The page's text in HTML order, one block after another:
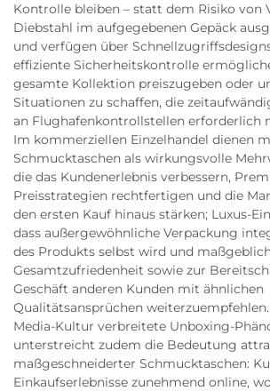
Kontrolle bleiben – statt dem Risiko von
Diebstahl im aufgegebenen Gepäck
und verfügen über
effiziente Sicherheitskontrolle
gesamte Kollektion preiszugeben oder
Situationen zu schaffen, die
an Flughafenkontrollstellen erforderlich
Im kommerziellen Einzelhandel dienen
Schmucktaschen als wirkungsvolle
die das Kundenerlebnis verbessern,
Preisstrategien rechtfertigen und die
den ersten Kauf hinaus stärken; Luxus-
dass außergewöhnliche Verpackung
des Produkts selbst wird und
Gesamtzufriedenheit sowie zur
Geschäft anderen Kunden mit ähnlichen
Qualitätsansprüchen
Media-Kultur verbreitete Unboxing-
unterstreicht zudem die Bedeutung
maßgeschneiderter Schmucktaschen:
Einkaufserlebnisse zunehmend online,